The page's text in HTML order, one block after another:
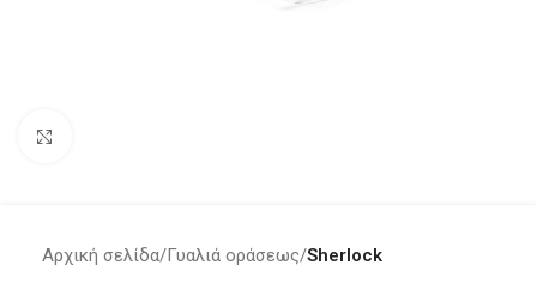
Αρχική σελίδα Γυαλιά οράσεως Sherlock